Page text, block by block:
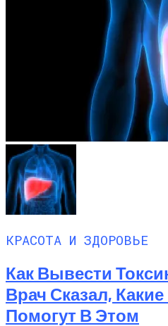
КРАСОТА И ЗДОРОВЬЕ
Как Вывести
Врач Сказал,
Помогут В Этом